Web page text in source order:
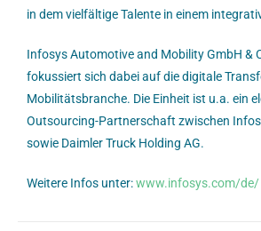
in dem vielfältige Talente in einem
Infosys Automotive and Mobility GmbH &
fokussiert sich dabei auf die digitale
Mobilitätsbranche. Die Einheit ist u.a. ein
Outsourcing-Partnerschaft zwischen
sowie Daimler Truck Holding AG.
Weitere Infos unter:www.infosys.com/de/